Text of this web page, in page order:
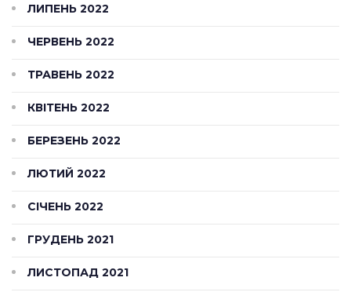
ЛИПЕНЬ 2022
ЧЕРВЕНЬ 2022
ТРАВЕНЬ 2022
КВІТЕНЬ 2022
БЕРЕЗЕНЬ 2022
ЛЮТИЙ 2022
СІЧЕНЬ 2022
ГРУДЕНЬ 2021
ЛИСТОПАД 2021